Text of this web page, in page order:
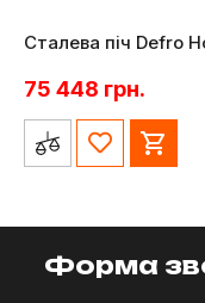
Сталева піч Defro
75 448 грн.
Форма